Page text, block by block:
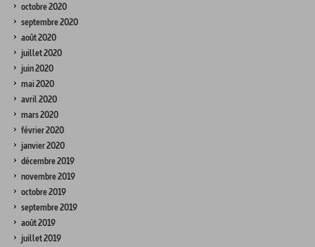
octobre 2020
septembre 2020
août 2020
juillet 2020
juin 2020
mai 2020
avril 2020
mars 2020
février 2020
janvier 2020
décembre 2019
novembre 2019
octobre 2019
septembre 2019
août 2019
juillet 2019